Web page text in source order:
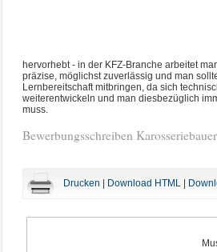
hervorhebt - in der KFZ-Branche arbeitet
präzise, möglichst zuverlässig und man
Lernbereitschaft mitbringen, da sich
weiterentwickeln und man diesbezüglich
muss.
Bewerbungsschreiben
Drucken Download HTML